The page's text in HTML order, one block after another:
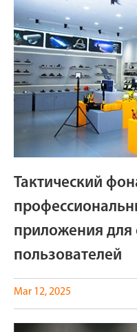
Тактический
приложения
пользователей
Mar 12, 2025